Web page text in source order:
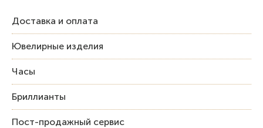
Доставка и оплата
Ювелирные изделия
Часы
Бриллианты
Пост-продажный сервис